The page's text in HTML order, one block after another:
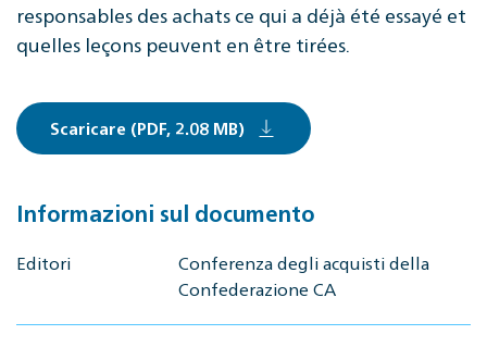
responsables des achats ce qui a déjà été essayé et
quelles leçons peuvent en être tirées.
Scaricare (PDF, 2.08 MB)
Informazioni sul documento
Editori
Conferenza degli acquisti della
Confederazione CA